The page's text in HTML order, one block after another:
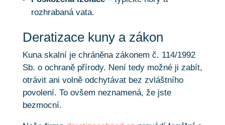
rozhrabaná vata.
Deratizace kuny a zákon
Kuna skalní je chráněna zákonem č. 114/1992
Sb. o ochraně přírody. Není tedy možné ji zabít,
otrávit ani volně odchytávat bez zvláštního
povolení. To ovšem neznamená, že jste
bezmocní.